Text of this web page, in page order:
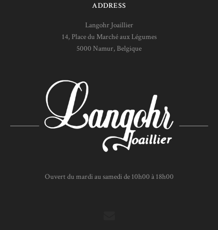
ADDRESS
Langohr Joaillier
14, Place du Marché aux Légumes
5000 Namur, Belgique
Ouvert du mardi au samedi de 10h00 à 18h00